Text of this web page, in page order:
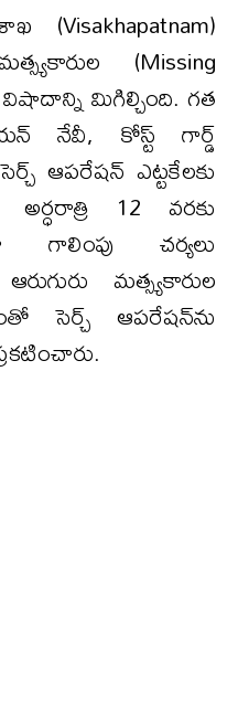
(Visakhapatnam)
(Missing
విషాదాన్ని మిగిల్చింది. గత
నేవీ, కోస్ట్ గార్డ్
ఆపరేషన్ ఎట్టకేలకు
12 వరకు
గాలింపు చర్యలు
మత్స్యకారుల
సెర్చ్ ఆపరేషన్‌ను